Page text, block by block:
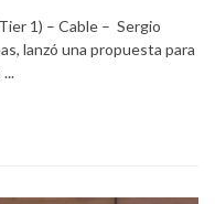
1) – Cable – Sergio
lanzó una propuesta para